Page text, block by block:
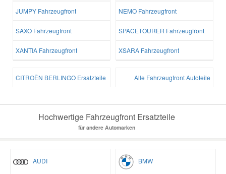
JUMPY Fahrzeugfront NEMO Fahrzeugfront
SAXO Fahrzeugfront SPACETOURER Fahrzeugfront
XANTIA Fahrzeugfront XSARA Fahrzeugfront
CITROËN BERLINGO Ersatzteile Alle Fahrzeugfront Autoteile
Hochwertige Fahrzeugfront Ersatzteile
für andere Automarken
AUDI BMW